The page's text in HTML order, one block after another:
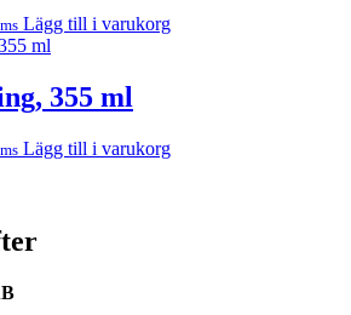
Lägg till i varukorg
355 ml
Lägg till i varukorg